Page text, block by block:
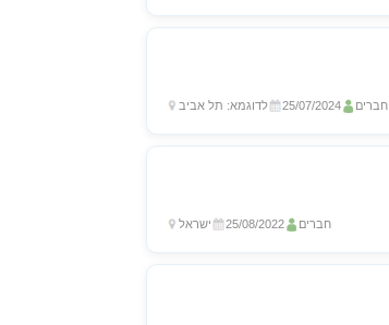
לדוגמא: תל אביב 25/07/2024 חברים
ישראל 25/08/2022 חברים